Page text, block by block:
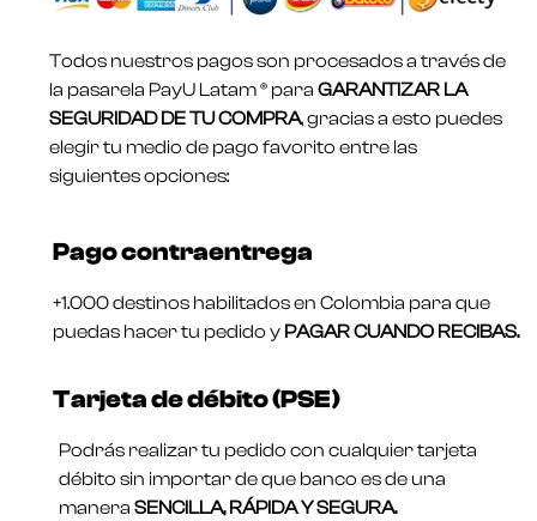
Todos nuestros pagos son procesados a través de
la pasarela PayU Latam ® para GARANTIZAR LA
SEGURIDAD DE TU COMPRA, gracias a esto puedes
elegir tu medio de pago favorito entre las
siguientes opciones:
Pago contraentrega
+1.000 destinos habilitados en Colombia para que
puedas hacer tu pedido y PAGAR CUANDO RECIBAS.
Tarjeta de débito (PSE)
Podrás realizar tu pedido con cualquier tarjeta
débito sin importar de que banco es de una
manera SENCILLA, RÁPIDA Y SEGURA.